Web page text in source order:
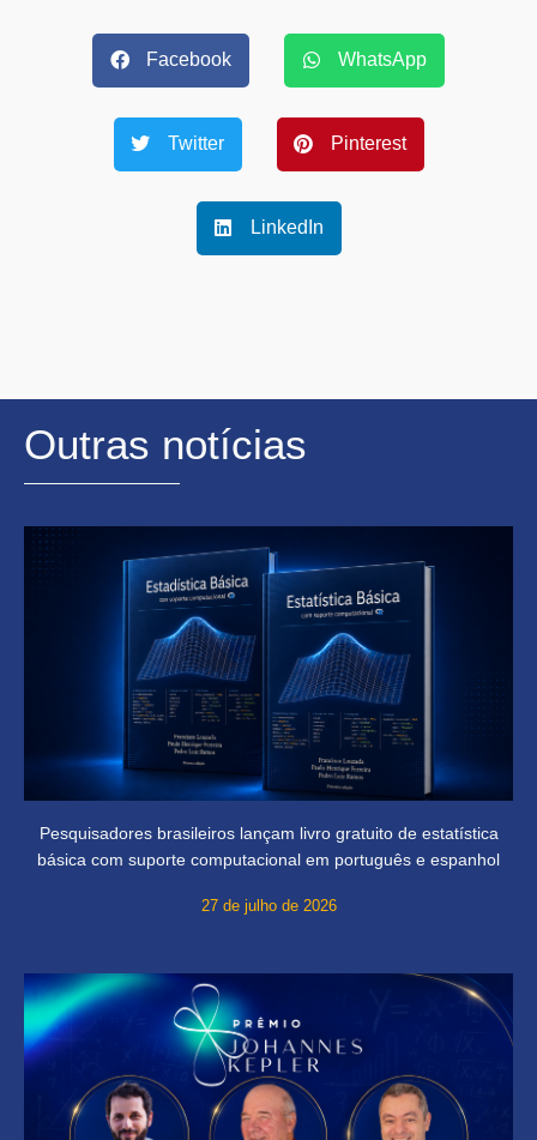
Facebook WhatsApp
Twitter Pinterest
LinkedIn
Outras notícias
Pesquisadores brasileiros lançam livro gratuito de estatística
básica com suporte computacional em português e espanhol
27 de julho de 2026